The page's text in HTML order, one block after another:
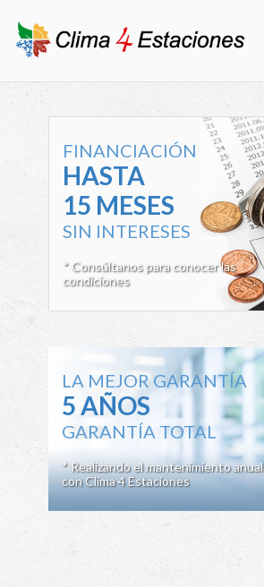
FINANCIACIÓN
HASTA
15 MESES
SIN INTERESES
* Consúltanos para conocer las
condiciones
LA MEJOR GARANTÍA
5 AÑOS
GARANTÍA TOTAL
* Realizando el mantenimiento anual
con Clima 4 Estaciones